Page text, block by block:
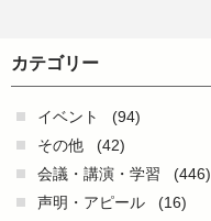
カテゴリー
イベント
(94)
その他
(42)
会議・講演・学習
(446)
声明・アピール
(16)